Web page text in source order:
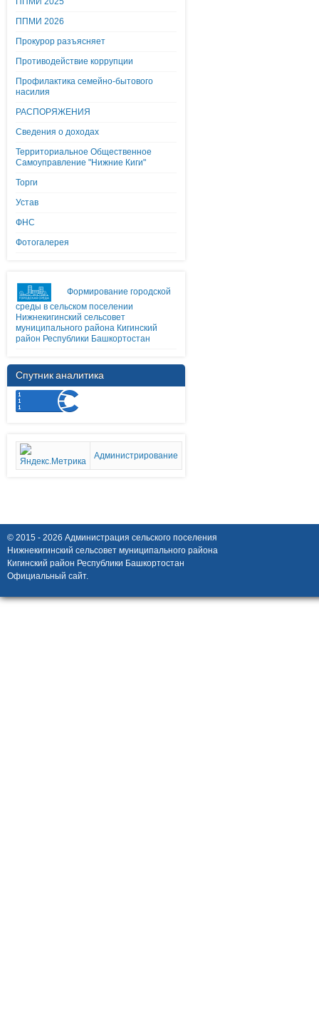
ППМИ 2026
Прокурор разъясняет
Противодействие коррупции
Профилактика семейно-бытового
насилия
РАСПОРЯЖЕНИЯ
Сведения о доходах
Территориальное Общественное
Самоуправление "Нижние Киги"
Торги
Устав
ФНС
Фотогалерея
Формирование городской
среды в сельском поселении
Нижнекигинский сельсовет
муниципального района Кигинский
район Республики Башкортостан
Спутник аналитика
Администрирование
© 2015 - 2026 Администрация сельского поселения
Нижнекигинский сельсовет муниципального района
Кигинский район Республики Башкортостан
Официальный сайт.